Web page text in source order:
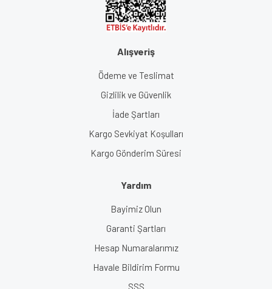
Alışveriş
Ödeme ve Teslimat
Gizlilik ve Güvenlik
İade Şartları
Kargo Sevkiyat Koşulları
Kargo Gönderim Süresi
Yardım
Bayimiz Olun
Garanti Şartları
Hesap Numaralarımız
Havale Bildirim Formu
SSS